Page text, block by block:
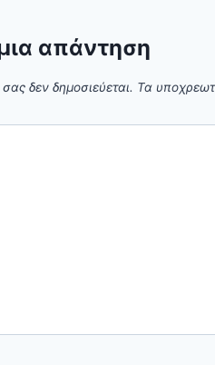
απάντηση
δεν δημοσιεύεται. Τα